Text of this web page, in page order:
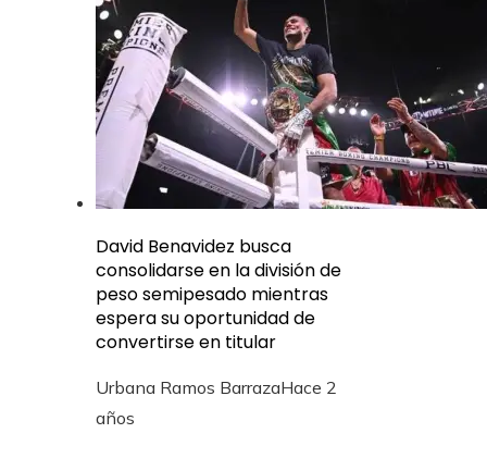
David Benavidez busca
consolidarse en la división de
peso semipesado mientras
espera su oportunidad de
convertirse en titular
Urbana Ramos BarrazaHace 2
años